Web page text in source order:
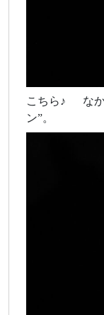
こちら♪ なか
ン”。